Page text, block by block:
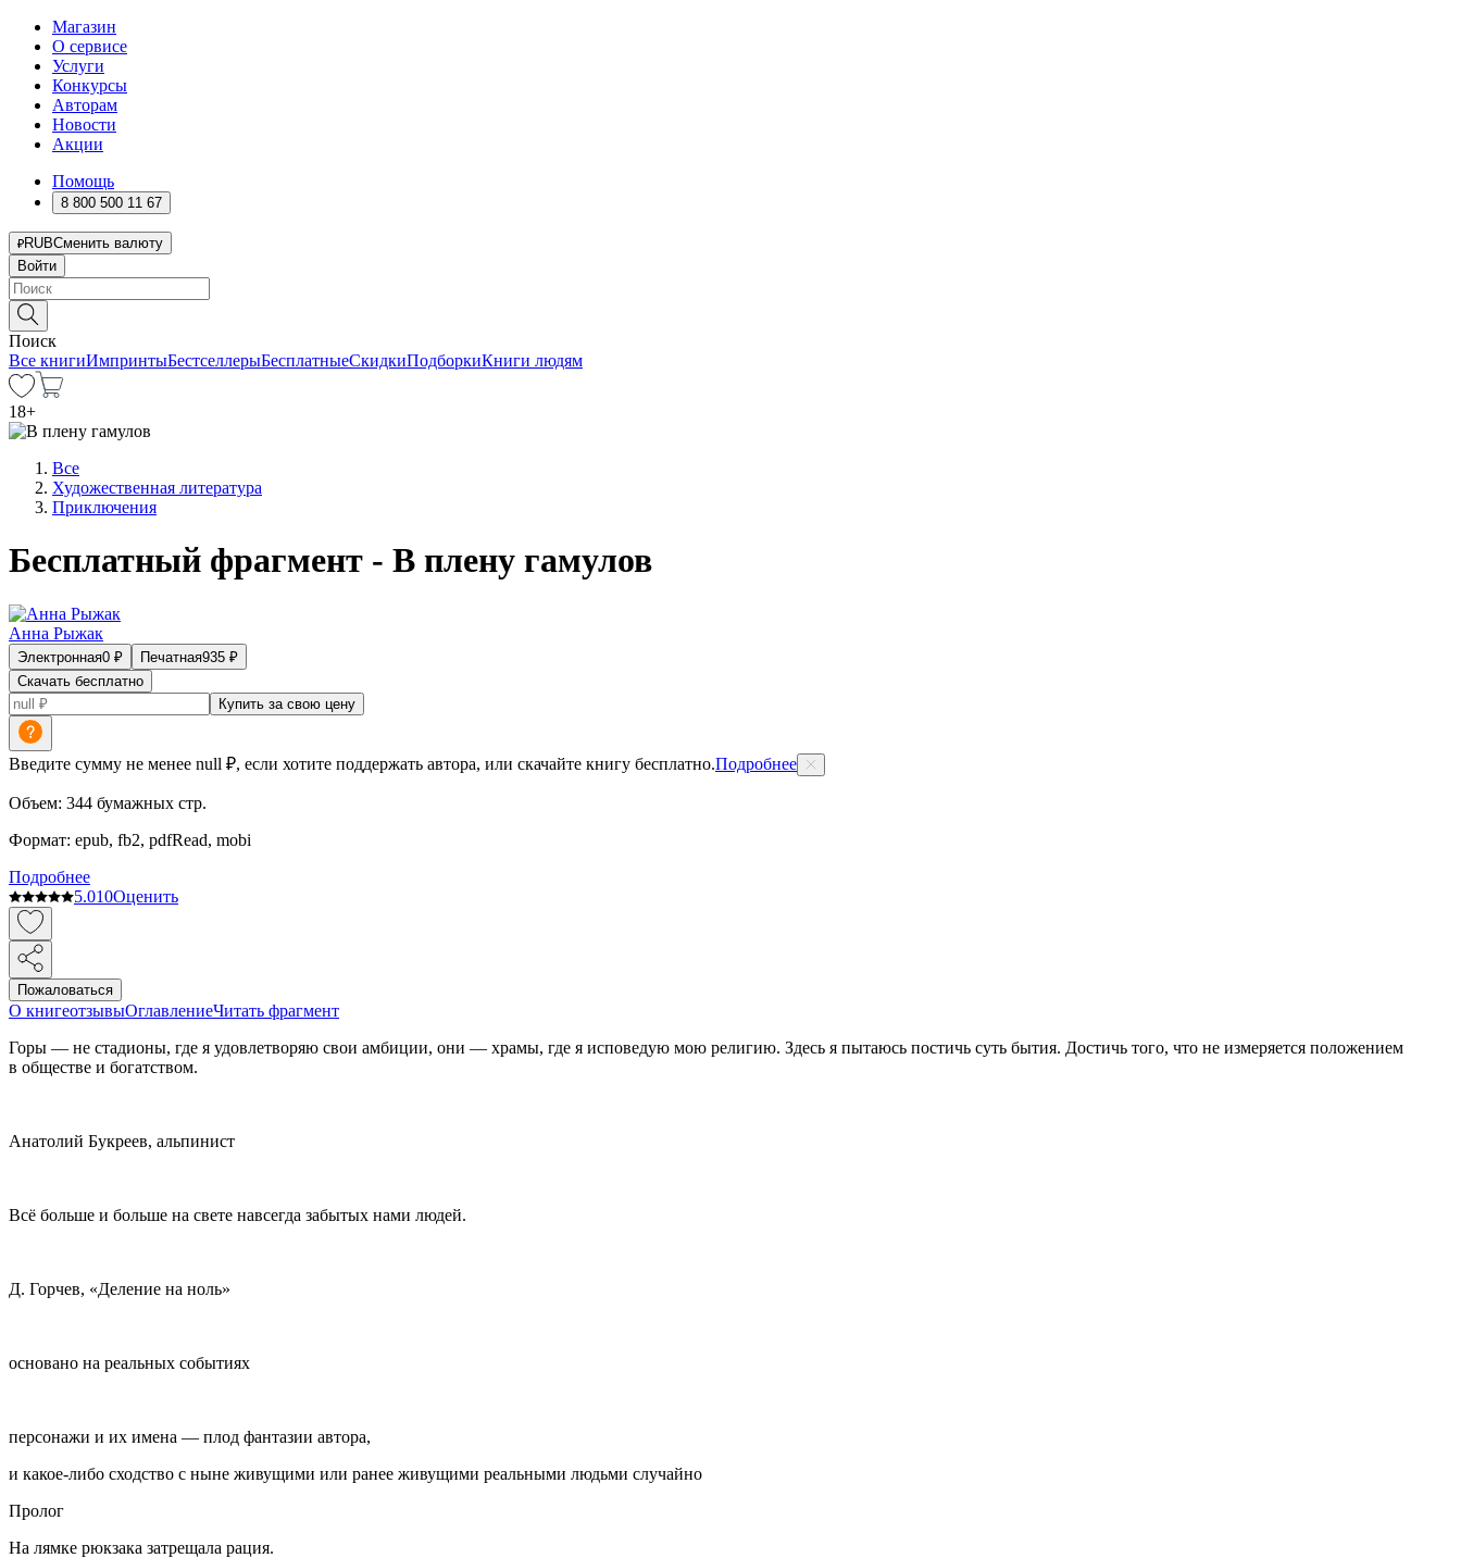
Магазин
О сервисе
Услуги
Конкурсы
Авторам
Новости
Акции
Помощь
8 800 500 11 67
RUBСменить валюту
Войти
Поиск
Все книгиИмпринтыБестселлерыБесплатныеСкидкиПодборкиКниги людям
18+
Все
Художественная литература
Приключения
Бесплатный фрагмент - В плену гамулов
Анна Рыжак
Электронная0 ₽ Печатная935 ₽
Скачать бесплатно
Купить за свою цену
Введите сумму не менее null ₽, если хотите поддержать автора, или скачайте книгу бесплатно.Подробнее
Объем: 344 бумажных стр.
Формат: epub, fb2, pdfRead, mobi
Подробнее
5.010Оценить
Пожаловаться
О книгеотзывыОглавлениеЧитать фрагмент
Горы — не стадионы, где я удовлетворяю свои амбиции, они — храмы, где я исповедую мою религию. Здесь я пытаюсь постичь суть бытия. Достичь того, что не измеряется положением
в обществе и богатством.
Анатолий Букреев, альпинист
Всё больше и больше на свете навсегда забытых нами людей.
Д. Горчев, «Деление на ноль»
основано на реальных событиях
персонажи и их имена — плод фантазии автора,
и какое-либо сходство с ныне живущими или ранее живущими реальными людьми случайно
Пролог
На лямке рюкзака затрещала рация.